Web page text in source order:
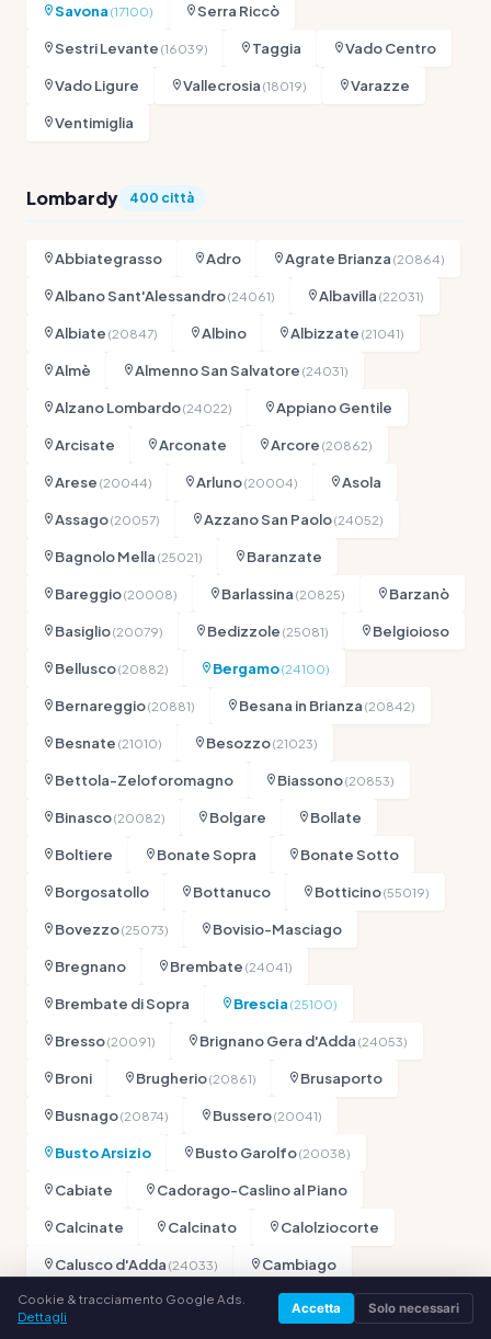
Savona (17100)
Serra Riccò
Sestri Levante (16039) Taggia
Vado Centro
Vado Ligure
Vallecrosia (18019)
Varazze
Ventimiglia
Lombardy 400 città
Abbiategrasso Adro Agrate Brianza (20864)
Albano Sant'Alessandro(24061) Albavilla (22031)
Albiate (20847) Albino Albizzate (21041)
Almè Almenno San Salvatore (24031)
Alzano Lombardo(24022)
Appiano Gentile
Arcisate
Arconate Arcore (20862)
Arese (20044) Arluno(20004)
Asola
Assago(20057) Azzano San Paolo(24052)
Bagnolo Mella (25021)
Baranzate
Bareggio(20008) Barlassina (20825)
Barzanò
Basiglio(20079) Bedizzole (25081)
Belgioioso
Bellusco(20882) Bergamo(24100)
Bernareggio(20881) Besana in Brianza (20842)
Besnate (21010) Besozzo(21023)
Bettola-Zeloforomagno Biassono(20853)
Binasco(20082) Bolgare
Bollate
Boltiere
Bonate Sopra
Bonate Sotto
Borgosatollo
Bottanuco Botticino(55019)
Bovezzo(25073)
Bovisio-Masciago
Bregnano
Brembate (24041)
Brembate di Sopra Brescia (25100)
Bresso(20091) Brignano Gera d'Adda (24053)
Broni Brugherio(20861)
Brusaporto
Busnago(20874) Bussero(20041)
Busto Arsizio Busto Garolfo(20038)
Cabiate
Cadorago-Caslino al Piano
Calcinate
Calcinato
Calolziocorte
Calusco d'Adda (24033)
Cambiago
Canegrate (20039) Cantù Canzo (22035)
Cookie & tracciamento Google Ads.
Dettagli
Accetta Solo necessari